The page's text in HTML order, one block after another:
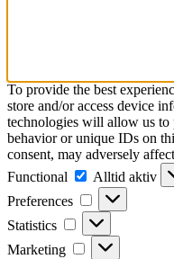
To provide the best
store and/or access device
technologies will allow us to
behavior or unique IDs on
consent, may adversely
Functional
Functional
Alltid aktiv
Preferences
Preferences
Statistics Statistics
Marketing Marketing